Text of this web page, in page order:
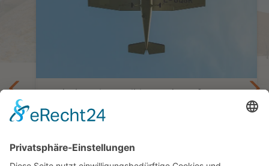
Entdecken Sie Namibia aus der Luft
Flugsafari Namibia – 9 Tage Safari aus der
9 Tage ab/bis Windhoek